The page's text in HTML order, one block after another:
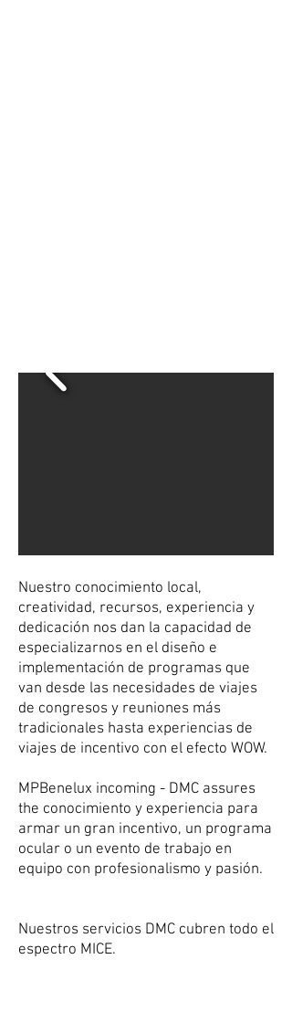
Nuestro conocimiento local,
creatividad, recursos, experiencia y
dedicación nos dan la capacidad de
especializarnos en el diseño e
implementación de programas que
van desde las necesidades de viajes
de congresos y reuniones más
tradicionales hasta experiencias de
viajes de incentivo con el efecto WOW.
MPBenelux incoming - DMC assures
the conocimiento y experiencia para
armar un gran incentivo, un programa
ocular o un evento de trabajo en
equipo con profesionalismo y pasión.
Nuestros servicios DMC cubren todo el
espectro MICE.